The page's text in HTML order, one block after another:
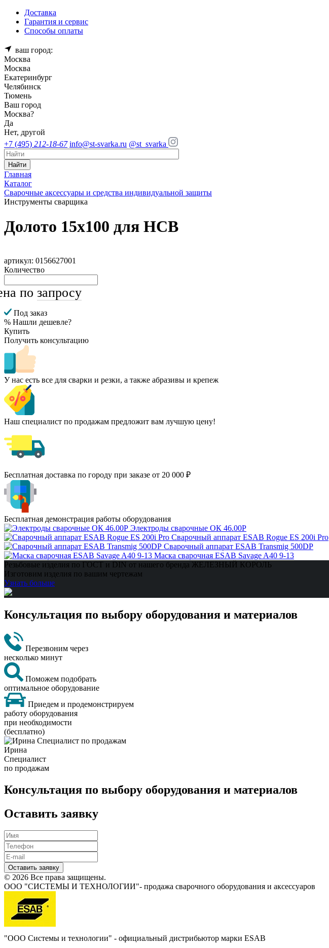
Доставка
Гарантия и сервис
Способы оплаты
ваш город:
Москва
Москва
Екатеринбург
Челябинск
Тюмень
Ваш город
Москва?
Да
Нет, другой
+7 (495) 212-18-67 info@st-svarka.ru @st_svarka
Найти
Главная
Каталог
Сварочные аксессуары и средства индивидуальной защиты
Инструменты сварщика
Долото 15x100 для HCB
артикул: 0156627001
Количество
по запросу
Под заказ
% Нашли дешевле?
Купить
Получить консультацию
У нас есть все для сварки и резки, а также абразивы и крепеж
Наш специалист по продажам предложит вам лучшую цену!
Бесплатная доставка по городу при заказе от 20 000 ₽
Бесплатная демонстрация работы оборудования
Электроды сварочные ОК 46.00Р
Сварочный аппарат ESAB Rogue ES 200i Pro
Сварочный аппарат ESAB Transmig 500DP
Маска сварочная ESAB Savage A40 9-13
Резьбовые изделия по ГОСТ и DIN от нашего бренда ЖЕЛЕЗНЫЙ КОРОЛЬ
Изготовим изделия по вашим чертежам
Узнать больше
Консультация по выбору оборудования и материалов
Перезвоним через
несколько минут
Поможем подобрать
оптимальное оборудование
Приедем и продемонстрируем
работу оборудования
при необходимости
(бесплатно)
Ирина
Специалист
по продажам
Консультация по выбору оборудования и материалов
Оставить заявку
Оставить заявку
© 2026 Все права защищены.
ООО "СИСТЕМЫ И ТЕХНОЛОГИИ"- продажа сварочного оборудования и аксессуаров
"ООО Системы и технологии" - официальный дистрибьютор марки ESAB